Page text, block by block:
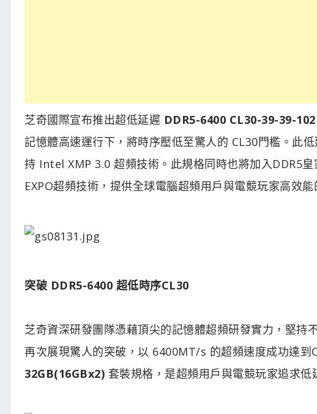
芝奇國際宣布推出超低延遲 DDR5-6400 CL30-39-39-
記憶體高速運行下，將時序壓低至驚人的 CL30門檻。此
持 Intel XMP 3.0 超頻技術。此規格同時也將加入DDR5
EXPO超頻技術，提供全球電腦超頻用戶與電競玩家高效能
突破 DDR5-6400 超低時序CL30
芝奇資深研發團隊憑藉頂尖的記憶體超頻研發實力，堅持
再次展現驚人的突破，以 6400MT/s 的超頻速度成功達到
32GB(16GBx2) 套裝規格，是超頻用戶與電競玩家追求低